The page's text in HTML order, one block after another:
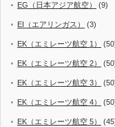
EG（日本アジア航空） (9)
EI（エアリンガス） (3)
EK（エミレーツ航空 1）
EK（エミレーツ航空 2）
EK（エミレーツ航空 3）
EK（エミレーツ航空 4）
EK（エミレーツ航空 5）